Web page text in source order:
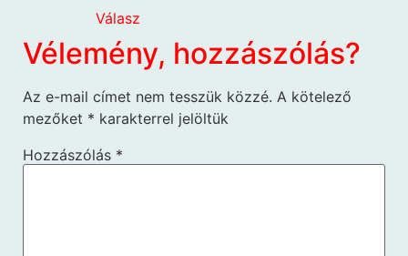
Válasz
Vélemény, hozzászólás?
Az e-mail címet nem tesszük közzé. A kötelező
mezőket * karakterrel jelöltük
Hozzászólás *